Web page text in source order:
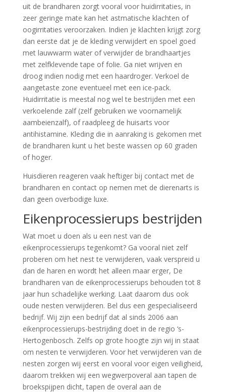
uit de brandharen zorgt vooral voor huidirritaties, in
zeer geringe mate kan het astmatische klachten of
oogirritaties veroorzaken. Indien je klachten krijgt zorg
dan eerste dat je de kleding verwijdert en spoel goed
met lauwwarm water of verwijder de brandhaartjes
met zelfklevende tape of folie. Ga niet wrijven en
droog indien nodig met een haardroger. Verkoel de
aangetaste zone eventueel met een ice-pack.
Huidirritatie is meestal nog wel te bestrijden met een
verkoelende zalf (zelf gebruiken we voornamelijk
aambeienzalf), of raadpleeg de huisarts voor
antihistamine. Kleding die in aanraking is gekomen met
de brandharen kunt u het beste wassen op 60 graden
of hoger.
Huisdieren reageren vaak heftiger bij contact met de
brandharen en contact op nemen met de dierenarts is
dan geen overbodige luxe.
Eikenprocessierups bestrijden
Wat moet u doen als u een nest van de
eikenprocessierups tegenkomt? Ga vooral niet zelf
proberen om het nest te verwijderen, vaak verspreid u
dan de haren en wordt het alleen maar erger, De
brandharen van de eikenprocessierups behouden tot 8
jaar hun schadelijke werking. Laat daarom dus ook
oude nesten verwijderen. Bel dus een gespecialiseerd
bedrijf. Wij zijn een bedrijf dat al sinds 2006 aan
eikenprocessierups-bestrijding doet in de regio ‘s-
Hertogenbosch. Zelfs op grote hoogte zijn wij in staat
om nesten te verwijderen. Voor het verwijderen van de
nesten zorgen wij eerst en vooral voor eigen veiligheid,
daarom trekken wij een wegwerpoveral aan tapen de
broekspijpen dicht, tapen de overal aan de